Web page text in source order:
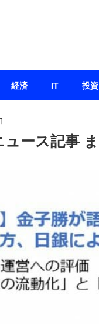
ュース記事
経済 IT 投資